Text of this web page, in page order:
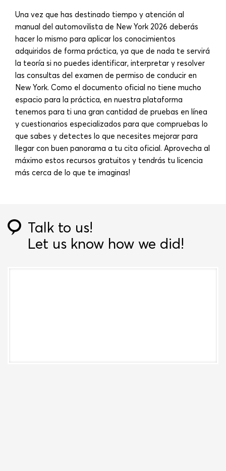
Una vez que has destinado tiempo y atención al
manual del automovilista de New York 2026 deberás
hacer lo mismo para aplicar los conocimientos
adquiridos de forma práctica, ya que de nada te servirá
la teoría si no puedes identificar, interpretar y resolver
las consultas del examen de permiso de conducir en
New York. Como el documento oficial no tiene mucho
espacio para la práctica, en nuestra plataforma
tenemos para ti una gran cantidad de pruebas en línea
y cuestionarios especializados para que compruebas lo
que sabes y detectes lo que necesites mejorar para
llegar con buen panorama a tu cita oficial. Aprovecha al
máximo estos recursos gratuitos y tendrás tu licencia
más cerca de lo que te imaginas!
Talk to us!
Let us know how we did!